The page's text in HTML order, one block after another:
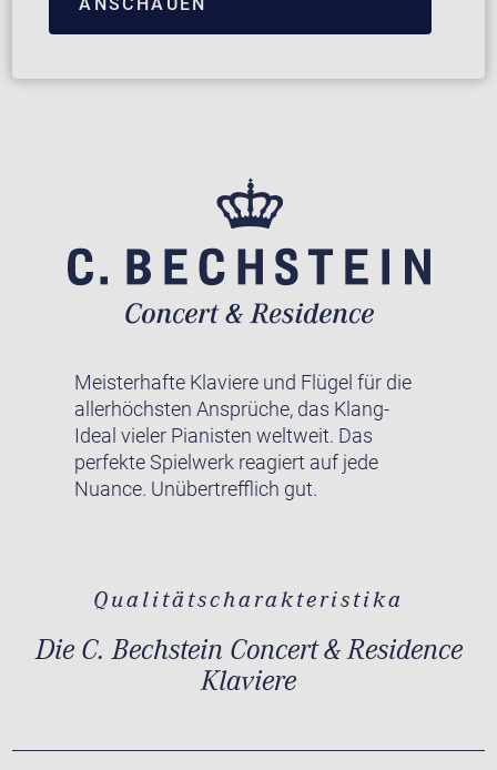
Meisterhafte Klaviere und Flügel für die
allerhöchsten Ansprüche, das Klang-
Ideal vieler Pianisten weltweit. Das
perfekte Spielwerk reagiert auf jede
Nuance. Unübertrefflich gut.
Qualitätscharakteristika
Die C. Bechstein Concert & Residence
Klaviere